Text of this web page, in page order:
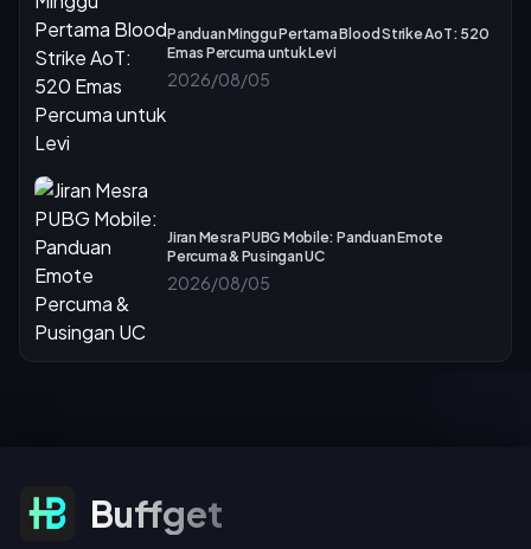
Panduan Minggu Pertama Blood Strike AoT: 520
Emas Percuma untuk Levi
2026/08/05
Jiran Mesra PUBG Mobile: Panduan Emote
Percuma & Pusingan UC
2026/08/05
Langgan Untuk Tawaran
Buffget